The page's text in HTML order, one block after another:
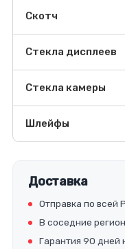
Скотч
Стекла дисплеев
Стекла камеры
Шлейфы
Доставка
Отправка по всей
В соседние
Гарантия 90 дней